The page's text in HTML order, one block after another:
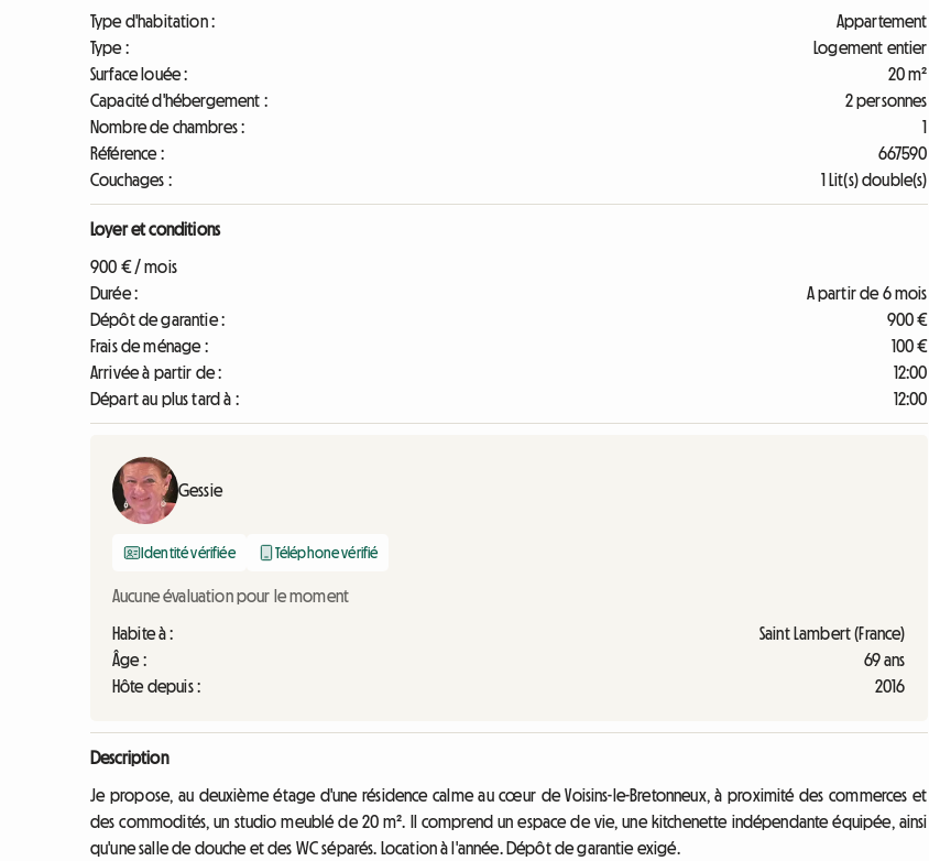
Type d'habitation :
Appartement
Type :
Logement entier
Surface louée :
20 m²
Capacité d'hébergement :
2 personnes
Nombre de chambres :
1
Référence :
667590
Couchages :
1 Lit(s) double(s)
Loyer et conditions
900 € / mois
Durée :
A partir de 6 mois
Dépôt de garantie :
900 €
Frais de ménage :
100 €
Arrivée à partir de :
12:00
Départ au plus tard à :
12:00
Gessie
Identité vérifiée Téléphone vérifié
Aucune évaluation pour le moment
Habite à :
Saint Lambert (France)
Âge :
69 ans
Hôte depuis :
2016
Description
Je propose, au deuxième étage d'une résidence calme au cœur de Voisins-le-Bretonneux, à proximité des commerces et
des commodités, un studio meublé de 20 m². Il comprend un espace de vie, une kitchenette indépendante équipée, ainsi
qu'une salle de douche et des WC séparés. Location à l'année. Dépôt de garantie exigé.